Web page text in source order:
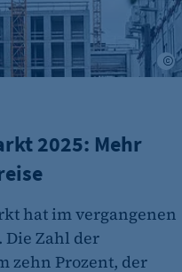
zu setzen.
2025: Mehr
hat im vergangenen
Die Zahl der
zehn Prozent, der